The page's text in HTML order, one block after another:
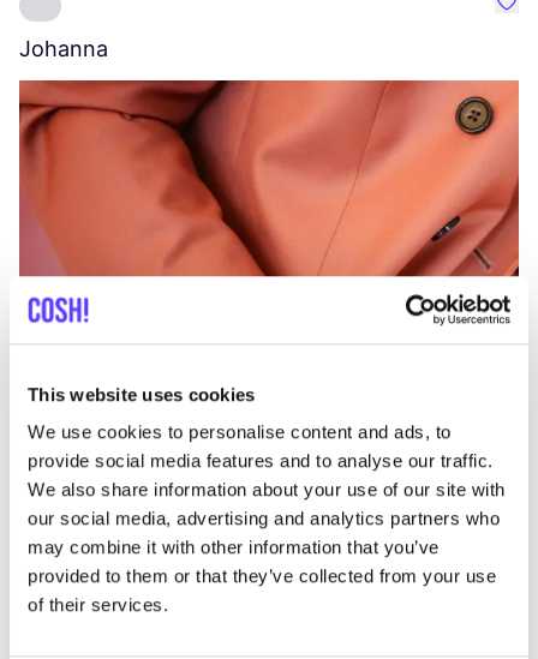
This website uses cookies
We use cookies to personalise content and ads, to
provide social media features and to analyse our traffic.
We also share information about your use of our site with
our social media, advertising and analytics partners who
may combine it with other information that you’ve
provided to them or that they’ve collected from your use
of their services.
Johanna